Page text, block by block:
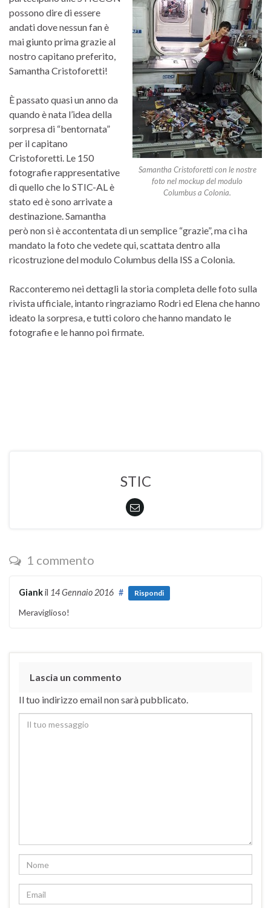
Samantha Cristoforetti con le nostre
foto nel mockup del modulo
Columbus a Colonia.
possono dire di essere
andati dove nessun fan è
mai giunto prima grazie al
nostro capitano preferito,
Samantha Cristoforetti!
È passato quasi un anno da
quando è nata l’idea della
sorpresa di “bentornata”
per il capitano
Cristoforetti. Le 150
fotografie rappresentative
di quello che lo STIC-AL è
stato ed è sono arrivate a
destinazione. Samantha
però non si è accontentata di un semplice “grazie”, ma ci ha
mandato la foto che vedete qui, scattata dentro alla
ricostruzione del modulo Columbus della ISS a Colonia.
Racconteremo nei dettagli la storia completa delle foto sulla
rivista ufficiale, intanto ringraziamo Rodri ed Elena che hanno
ideato la sorpresa, e tutti coloro che hanno mandato le
fotografie e le hanno poi firmate.
STIC
1 commento
Giankil 14 Gennaio 2016 # Rispondi
Meraviglioso!
Lascia un commento
Il tuo indirizzo email non sarà pubblicato.